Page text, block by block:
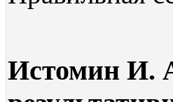
Истомин И.